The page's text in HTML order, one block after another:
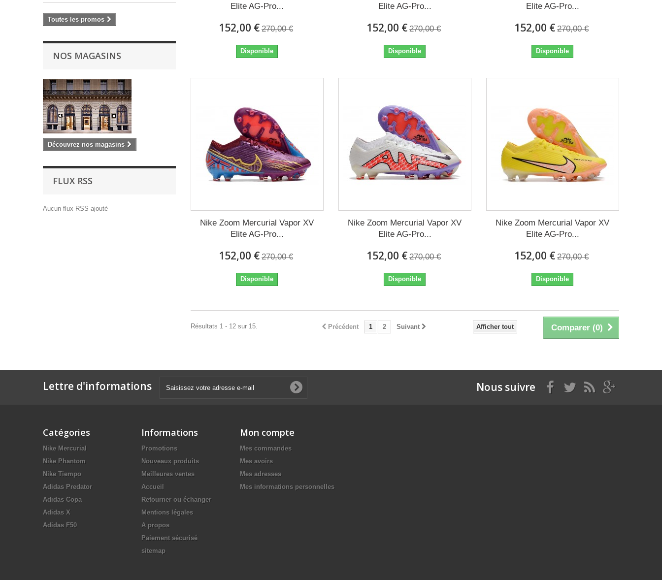
Toutes les promos
NOS MAGASINS
Découvrez nos magasins
FLUX RSS
Aucun flux RSS ajouté
Elite AG-Pro...
152,00 € 270,00 €
Disponible
Elite AG-Pro...
152,00 € 270,00 €
Disponible
Elite AG-Pro...
152,00 € 270,00 €
Disponible
Nike Zoom Mercurial Vapor XV
Elite AG-Pro...
152,00 € 270,00 €
Disponible
Nike Zoom Mercurial Vapor XV
Elite AG-Pro...
152,00 € 270,00 €
Disponible
Nike Zoom Mercurial Vapor XV
Elite AG-Pro...
152,00 € 270,00 €
Disponible
Comparer (0)
Afficher tout
Précédent 1 2 Suivant
Résultats 1 - 12 sur 15.
Lettre d'informations Nous suivre
Catégories
Nike Mercurial
Nike Phantom
Nike Tiempo
Adidas Predator
Adidas Copa
Adidas X
Adidas F50
Informations
Promotions
Nouveaux produits
Meilleures ventes
Accueil
Retourner ou échanger
Mentions légales
A propos
Paiement sécurisé
sitemap
Mon compte
Mes commandes
Mes avoirs
Mes adresses
Mes informations personnelles